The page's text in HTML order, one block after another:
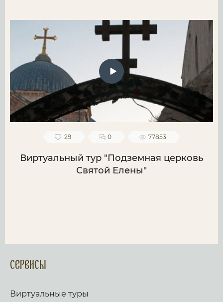
29 0 77853
Виртуальный тур "Подземная церковь
Святой Елены"
Сервисы
Виртуальные туры